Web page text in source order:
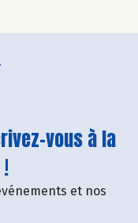
vous à la
et nos